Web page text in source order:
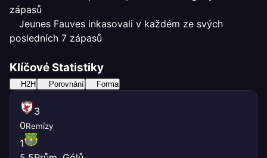
zápasů
Jeunes Fauves inkasovali v každém ze svých
posledních 7 zápasů
Klíčové Statistiky
H2H Porovnání Forma
3
0Remízy
1